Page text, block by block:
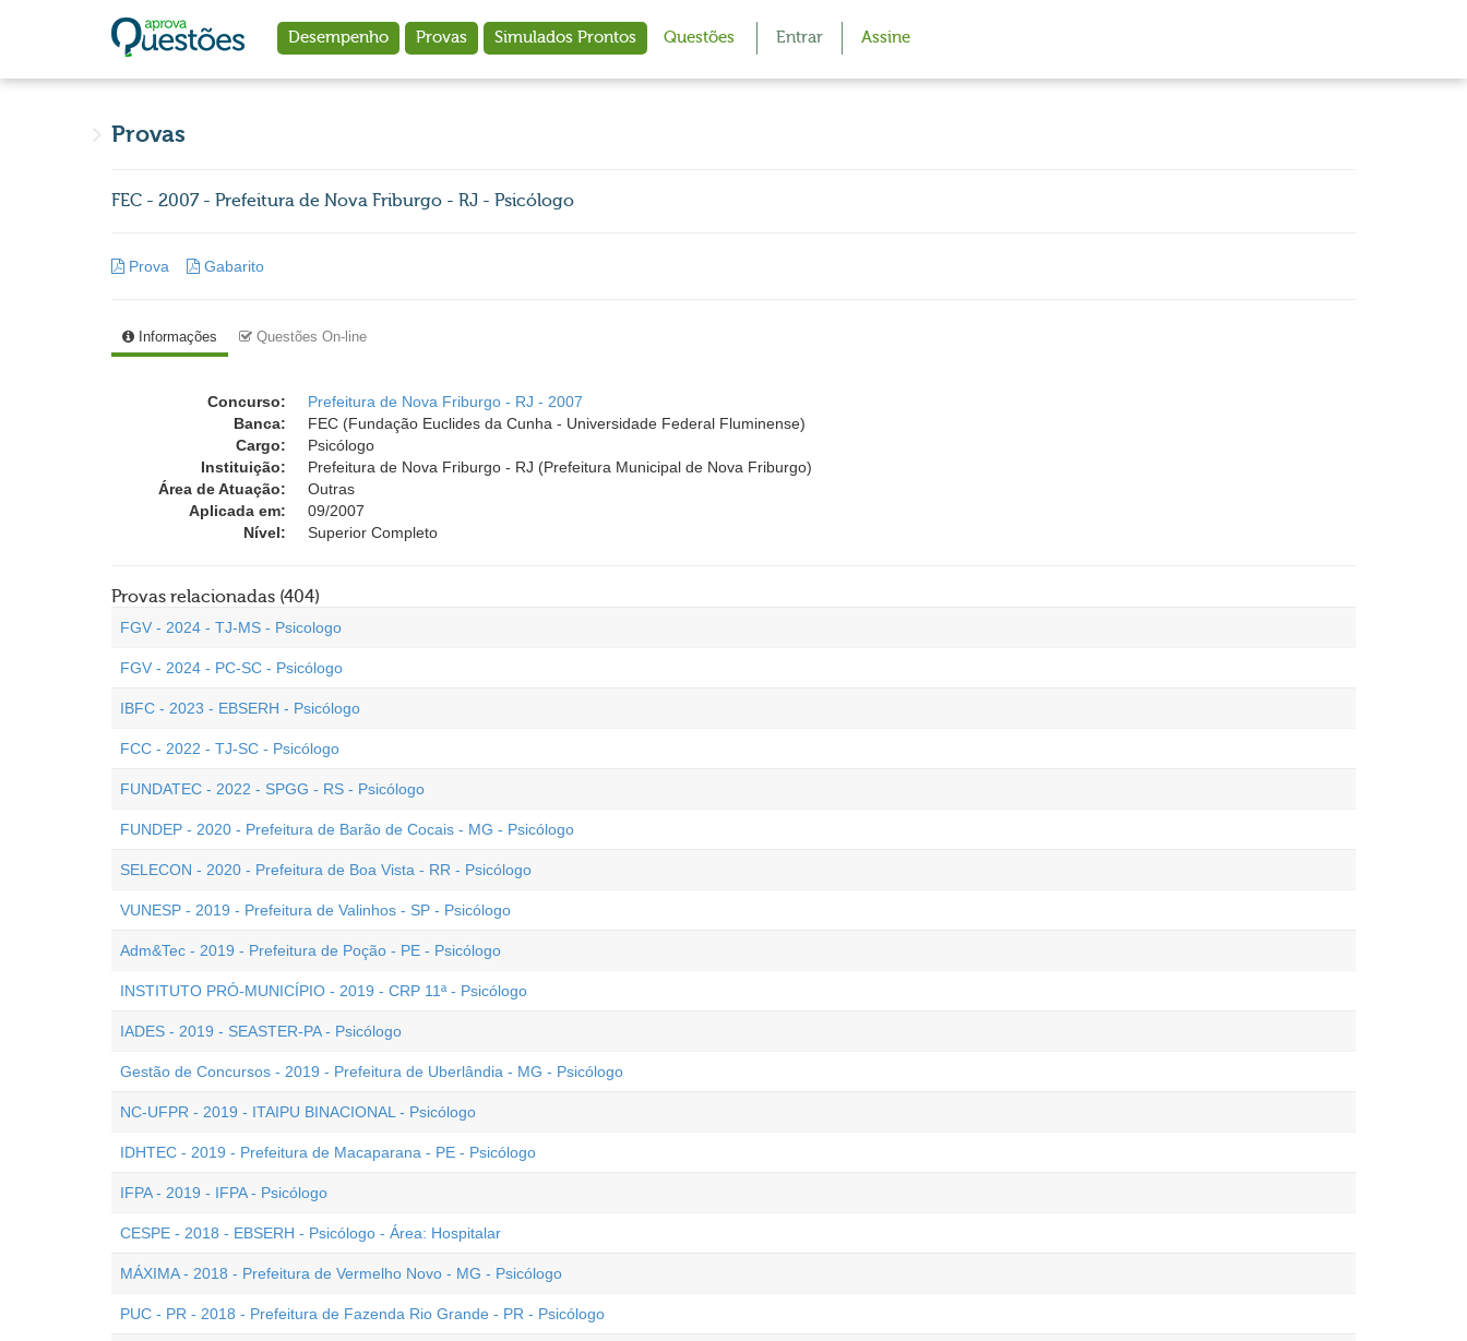
Desempenho Provas Simulados Prontos Questões Entrar Assine
Provas
FEC - 2007 - Prefeitura de Nova Friburgo - RJ - Psicólogo
Prova Gabarito
Informações Questões On-line
Concurso:
Prefeitura de Nova Friburgo - RJ - 2007
Banca:
FEC (Fundação Euclides da Cunha - Universidade Federal Fluminense)
Cargo:
Psicólogo
Instituição:
Prefeitura de Nova Friburgo - RJ (Prefeitura Municipal de Nova Friburgo)
Área de Atuação:
Outras
Aplicada em:
09/2007
Nível:
Superior Completo
Provas relacionadas (404)
FGV - 2024 - TJ-MS - Psicologo
FGV - 2024 - PC-SC - Psicólogo
IBFC - 2023 - EBSERH - Psicólogo
FCC - 2022 - TJ-SC - Psicólogo
FUNDATEC - 2022 - SPGG - RS - Psicólogo
FUNDEP - 2020 - Prefeitura de Barão de Cocais - MG - Psicólogo
SELECON - 2020 - Prefeitura de Boa Vista - RR - Psicólogo
VUNESP - 2019 - Prefeitura de Valinhos - SP - Psicólogo
Adm&Tec - 2019 - Prefeitura de Poção - PE - Psicólogo
INSTITUTO PRÓ-MUNICÍPIO - 2019 - CRP 11ª - Psicólogo
IADES - 2019 - SEASTER-PA - Psicólogo
Gestão de Concursos - 2019 - Prefeitura de Uberlândia - MG - Psicólogo
NC-UFPR - 2019 - ITAIPU BINACIONAL - Psicólogo
IDHTEC - 2019 - Prefeitura de Macaparana - PE - Psicólogo
IFPA - 2019 - IFPA - Psicólogo
CESPE - 2018 - EBSERH - Psicólogo - Área: Hospitalar
MÁXIMA - 2018 - Prefeitura de Vermelho Novo - MG - Psicólogo
PUC - PR - 2018 - Prefeitura de Fazenda Rio Grande - PR - Psicólogo